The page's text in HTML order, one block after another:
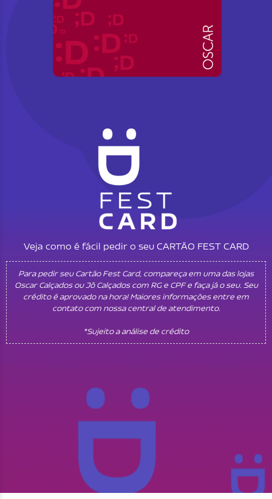
Veja como é fácil pedir o seu CARTÃO FEST CARD
Para pedir seu Cartão Fest Card, compareça em uma das lojas
Oscar Calçados ou Jô Calçados com RG e CPF e faça já o seu. Seu
crédito é aprovado na hora! Maiores informações entre em
contato com nossa central de atendimento.
*Sujeito a análise de crédito